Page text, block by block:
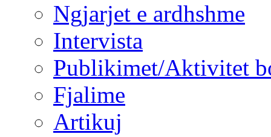
Ngjarjet e ardhshme
Intervista
Publikimet/Aktivitet
Fjalime
Artikuj